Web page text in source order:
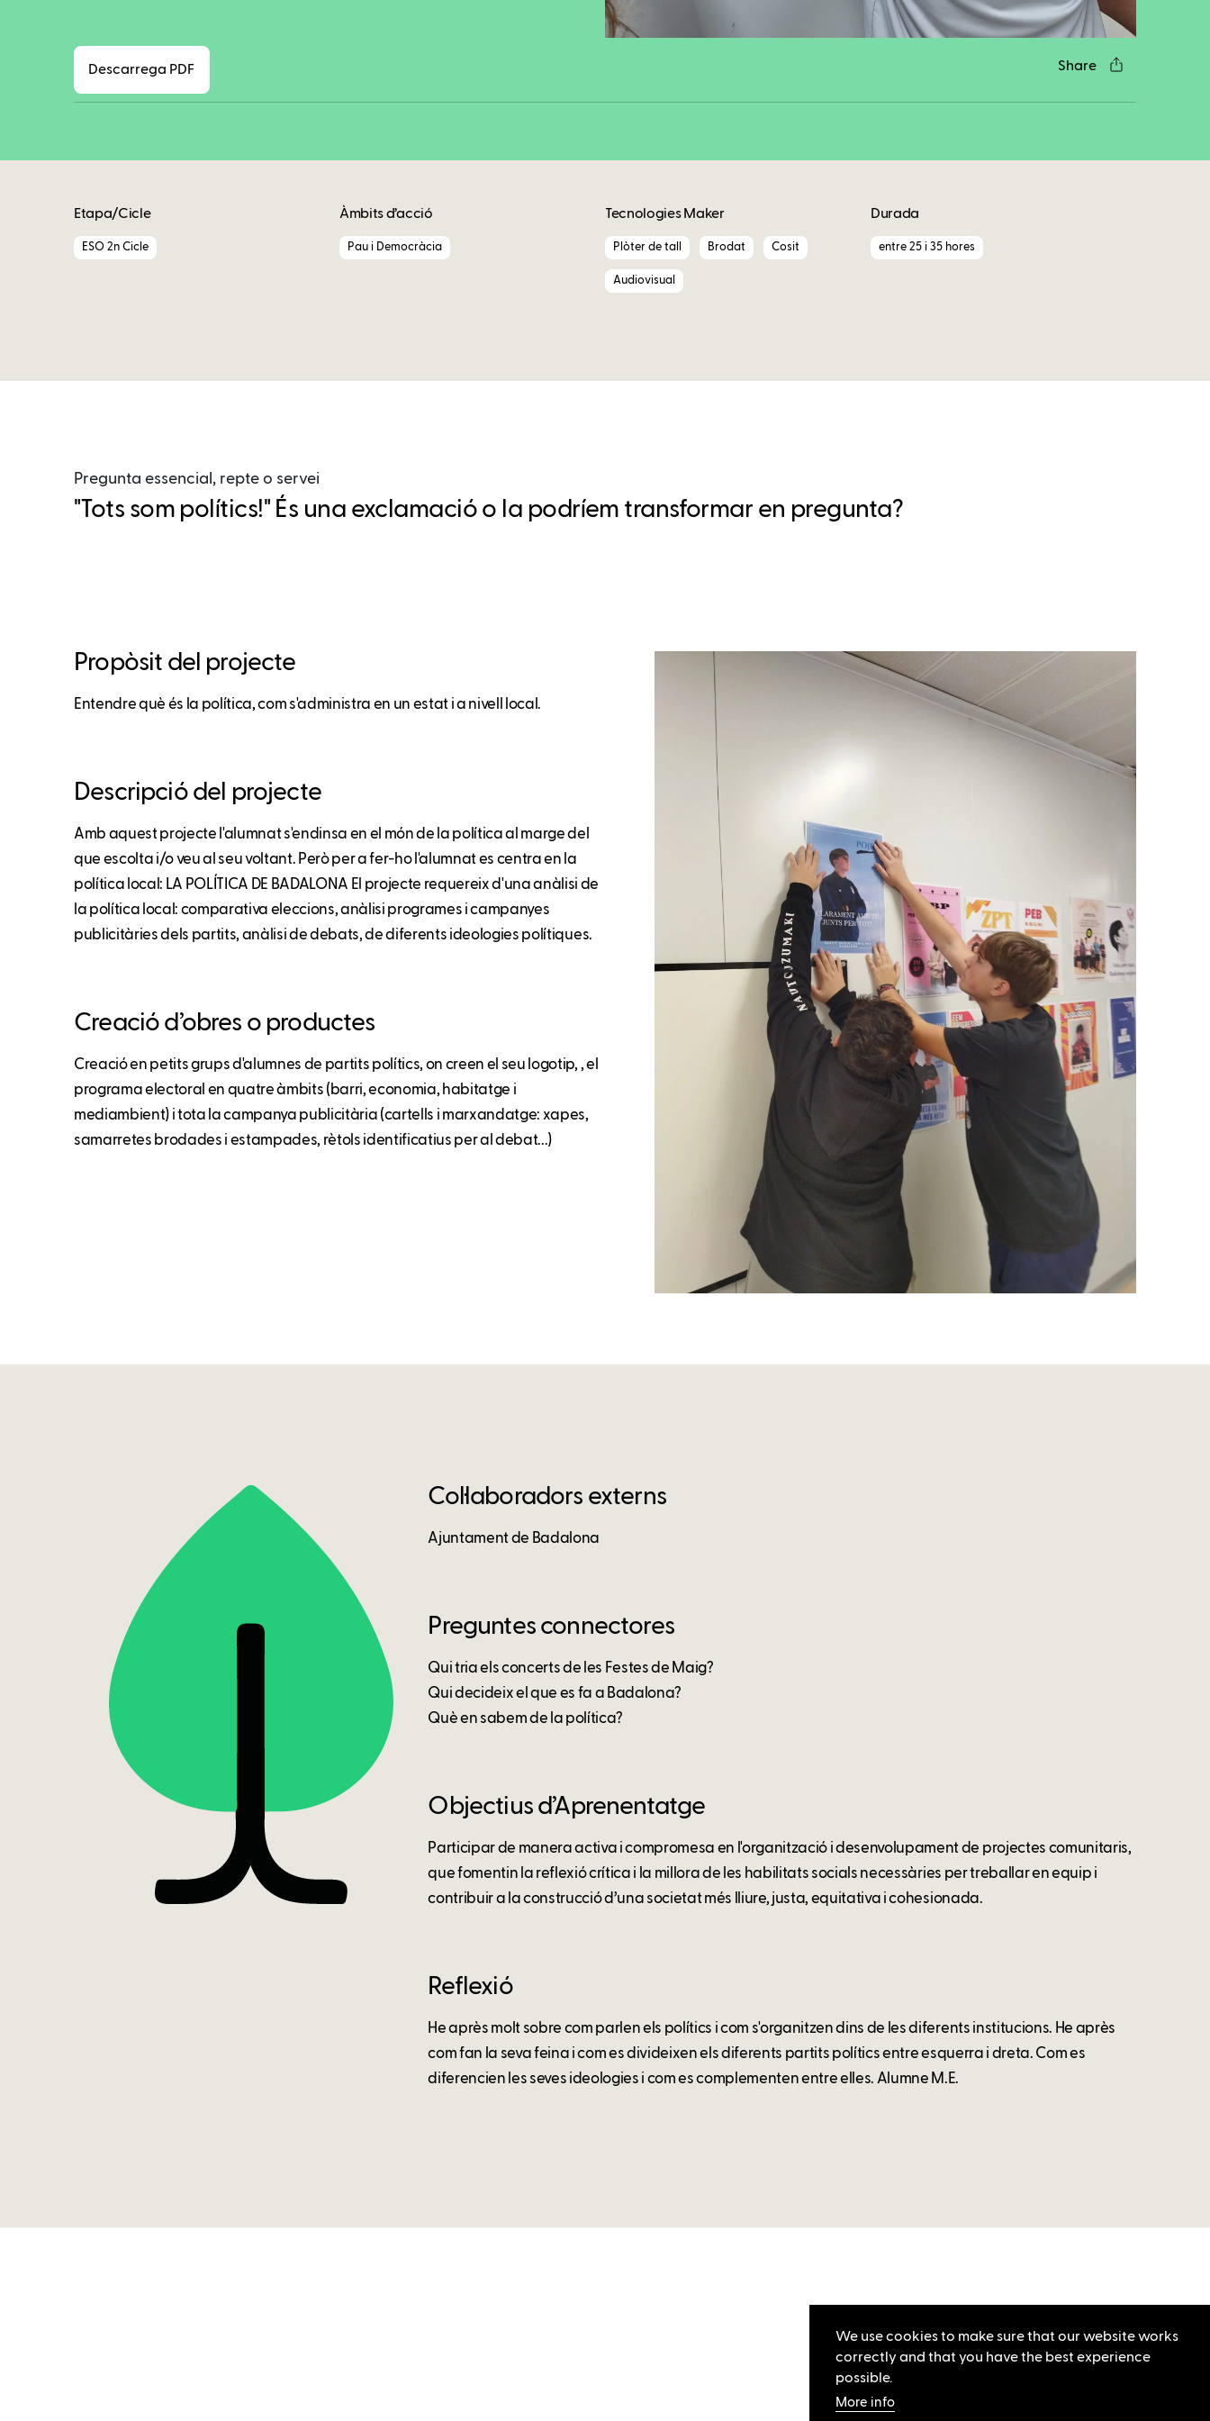
Descarrega PDF Share
Etapa/Cicle
ESO 2n Cicle
Àmbits d’acció
Pau i Democràcia
Tecnologies Maker
Plòter de tall Brodat Cosit
Audiovisual
Durada
entre 25 i 35 hores
Pregunta essencial, repte o servei
"Tots som polítics!" És una exclamació o la podríem transformar en pregunta?
Propòsit del projecte
Entendre què és la política, com s'administra en un estat i a nivell local.
Descripció del projecte
Amb aquest projecte l'alumnat s'endinsa en el món de la política al marge del
que escolta i/o veu al seu voltant. Però per a fer-ho l'alumnat es centra en la
política local: LA POLÍTICA DE BADALONA El projecte requereix d'una anàlisi de
la política local: comparativa eleccions, anàlisi programes i campanyes
publicitàries dels partits, anàlisi de debats, de diferents ideologies polítiques.
Creació d’obres o productes
Creació en petits grups d'alumnes de partits polítics, on creen el seu logotip, , el
programa electoral en quatre àmbits (barri, economia, habitatge i
mediambient) i tota la campanya publicitària (cartells i marxandatge: xapes,
samarretes brodades i estampades, rètols identificatius per al debat...)
Col·laboradors externs
Ajuntament de Badalona
Preguntes connectores
Qui tria els concerts de les Festes de Maig?
Qui decideix el que es fa a Badalona?
Què en sabem de la política?
Objectius d’Aprenentatge
Participar de manera activa i compromesa en l'organització i desenvolupament de projectes comunitaris,
que fomentin la reflexió crítica i la millora de les habilitats socials necessàries per treballar en equip i
contribuir a la construcció d’una societat més lliure, justa, equitativa i cohesionada.
Reflexió
He après molt sobre com parlen els polítics i com s'organitzen dins de les diferents institucions. He après
com fan la seva feina i com es divideixen els diferents partits polítics entre esquerra i dreta. Com es
diferencien les seves ideologies i com es complementen entre elles. Alumne M.E.
We use cookies to make sure that our website works
correctly and that you have the best experience
possible.
More info